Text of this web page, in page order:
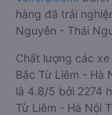
hàng đã trải
Nguyên - Thái
Chất lượng các
Bắc Từ Liêm - Hà
là 4.8/5 bởi 2274
Từ Liêm - Hà Nội